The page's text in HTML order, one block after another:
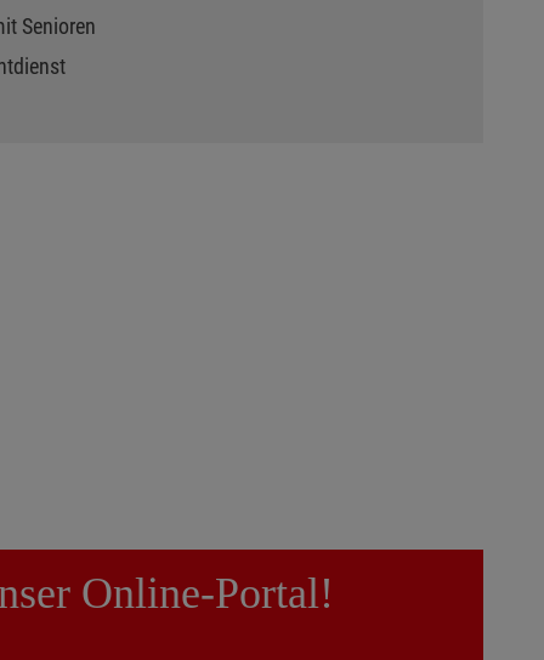
Senioren
Online-Portal!